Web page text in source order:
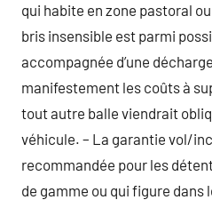
qui habite en zone pastoral
bris insensible est parmi
accompagnée d’une
manifestement les coûts à
tout autre balle viendrait
véhicule. – La garantie vol/
recommandée pour les
de gamme ou qui figure dans